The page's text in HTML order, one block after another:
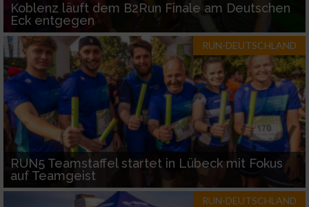
Koblenz läuft dem B2Run Finale am Deutschen
Eck entgegen
RUN-DEUTSCHLAND
RUN5 Teamstaffel startet in Lübeck mit Fokus
auf Teamgeist
RUN-DEUTSCHLAND